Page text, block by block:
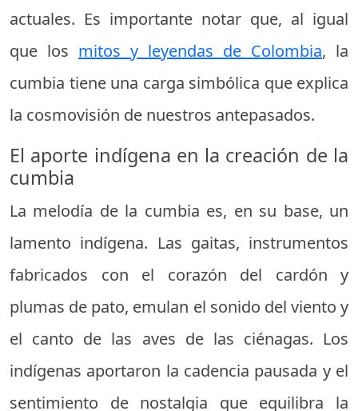
actuales. Es importante notar que, al igual
que los mitos y leyendas de Colombia, la
cumbia tiene una carga simbólica que explica
la cosmovisión de nuestros antepasados.
El aporte indígena en la creación de la
cumbia
La melodía de la cumbia es, en su base, un
lamento indígena. Las gaitas, instrumentos
fabricados con el corazón del cardón y
plumas de pato, emulan el sonido del viento y
el canto de las aves de las ciénagas. Los
indígenas aportaron la cadencia pausada y el
sentimiento de nostalgia que equilibra la